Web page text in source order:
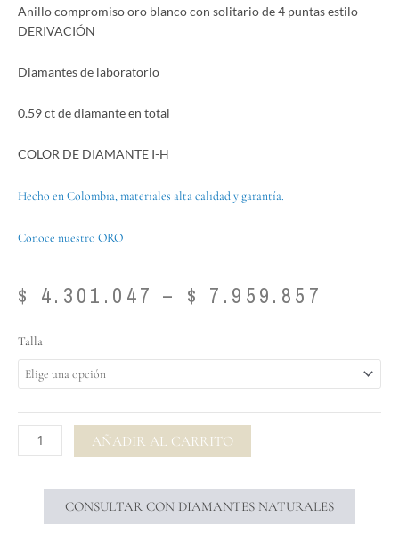
Anillo compromiso oro blanco con solitario de 4 puntas estilo
DERIVACIÓN
Diamantes de laboratorio
0.59 ct de diamante en total
COLOR DE DIAMANTE I-H
Hecho en Colombia, materiales alta calidad y garantía.
Conoce nuestro ORO
$ 4.301.047 – $ 7.959.857
$
Talla
Anillo
compromiso
oro
diamante
puntas
cantidad
AÑADIR AL CARRITO
CONSULTAR CON DIAMANTES NATURALES